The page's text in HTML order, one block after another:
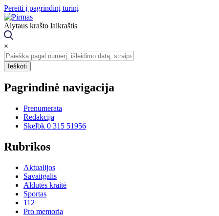
Pereiti į pagrindinį turinį
Alytaus krašto laikraštis
×
Pagrindinė navigacija
Prenumerata
Redakcija
Skelbk 0 315 51956
Rubrikos
Aktualijos
Savaitgalis
Aldutės kraitė
Sportas
112
Pro memoria